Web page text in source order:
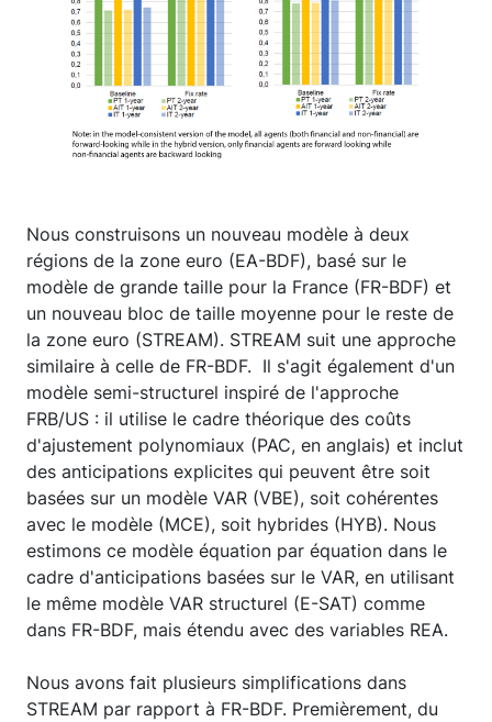
Nous construisons un nouveau modèle à deux
régions de la zone euro (EA-BDF), basé sur le
modèle de grande taille pour la France (FR-BDF) et
un nouveau bloc de taille moyenne pour le reste de
la zone euro (STREAM). STREAM suit une approche
similaire à celle de FR-BDF. Il s'agit également d'un
modèle semi-structurel inspiré de l'approche
FRB/US : il utilise le cadre théorique des coûts
d'ajustement polynomiaux (PAC, en anglais) et inclut
des anticipations explicites qui peuvent être soit
basées sur un modèle VAR (VBE), soit cohérentes
avec le modèle (MCE), soit hybrides (HYB). Nous
estimons ce modèle équation par équation dans le
cadre d'anticipations basées sur le VAR, en utilisant
le même modèle VAR structurel (E-SAT) comme
dans FR-BDF, mais étendu avec des variables REA.
Nous avons fait plusieurs simplifications dans
STREAM par rapport à FR-BDF. Premièrement, du